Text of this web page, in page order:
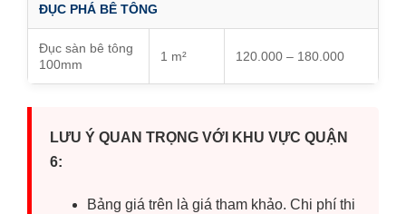
ĐỤC PHÁ BÊ TÔNG
Đục sàn bê tông
100mm
1 m² 120.000 – 180.000
LƯU Ý QUAN TRỌNG VỚI KHU VỰC QUẬN
6:
Bảng giá trên là giá tham khảo. Chi phí thi